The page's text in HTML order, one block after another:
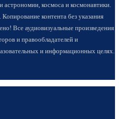
космоса и космонавтики.
контента без указания
Все аудиовизуальные произведения
и правообладателей и
и информационных целях.